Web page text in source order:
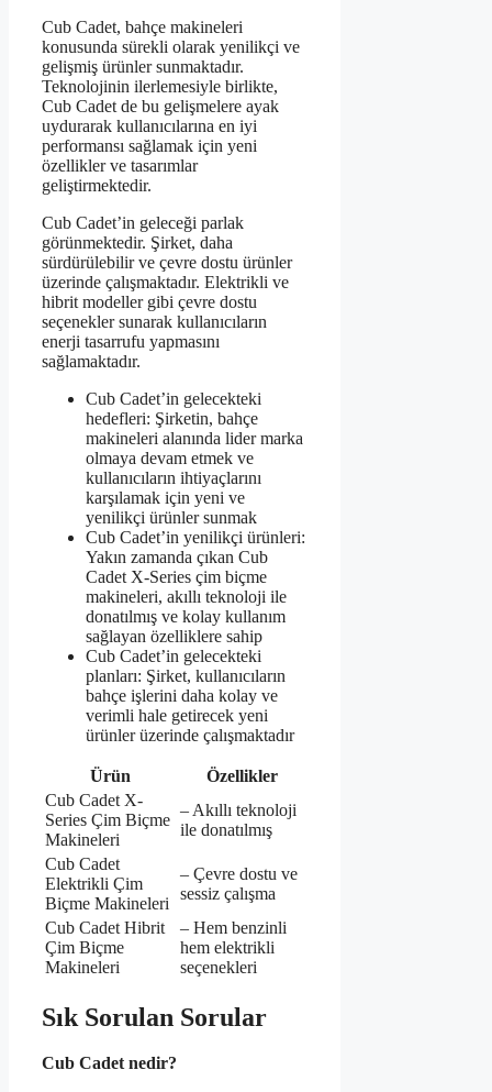
Cub Cadet, bahçe makineleri
konusunda sürekli olarak yenilikçi ve
gelişmiş ürünler sunmaktadır.
Teknolojinin ilerlemesiyle birlikte,
Cub Cadet de bu gelişmelere ayak
uydurarak kullanıcılarına en iyi
performansı sağlamak için yeni
özellikler ve tasarımlar
geliştirmektedir.
Cub Cadet’in geleceği parlak
görünmektedir. Şirket, daha
sürdürülebilir ve çevre dostu ürünler
üzerinde çalışmaktadır. Elektrikli ve
hibrit modeller gibi çevre dostu
seçenekler sunarak kullanıcıların
enerji tasarrufu yapmasını
sağlamaktadır.
Cub Cadet’in gelecekteki
hedefleri: Şirketin, bahçe
makineleri alanında lider marka
olmaya devam etmek ve
kullanıcıların ihtiyaçlarını
karşılamak için yeni ve
yenilikçi ürünler sunmak
Cub Cadet’in yenilikçi ürünleri:
Yakın zamanda çıkan Cub
Cadet X-Series çim biçme
makineleri, akıllı teknoloji ile
donatılmış ve kolay kullanım
sağlayan özelliklere sahip
Cub Cadet’in gelecekteki
planları: Şirket, kullanıcıların
bahçe işlerini daha kolay ve
verimli hale getirecek yeni
ürünler üzerinde çalışmaktadır
Ürün
Özellikler
Cub Cadet X-
Series Çim Biçme
Makineleri
– Akıllı teknoloji
ile donatılmış
Cub Cadet
Elektrikli Çim
Biçme Makineleri
– Çevre dostu ve
sessiz çalışma
Cub Cadet Hibrit
Çim Biçme
Makineleri
– Hem benzinli
hem elektrikli
seçenekleri
Sık Sorulan Sorular
Cub Cadet nedir?